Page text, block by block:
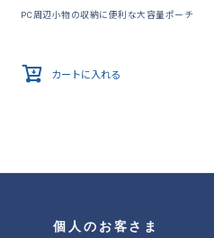
PC周辺小物の収納に便利な大容量ポーチ
カートに入れる
個人のお客さま